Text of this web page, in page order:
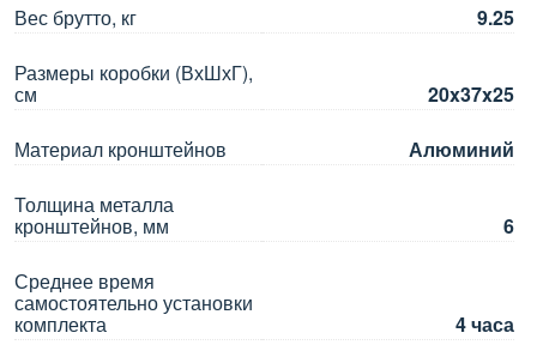
Вес брутто, кг
9.25
Размеры коробки (ВхШхГ),
см
20x37x25
Материал кронштейнов
Алюминий
Толщина металла
кронштейнов, мм
6
Среднее время
самостоятельно установки
комплекта 4 часа